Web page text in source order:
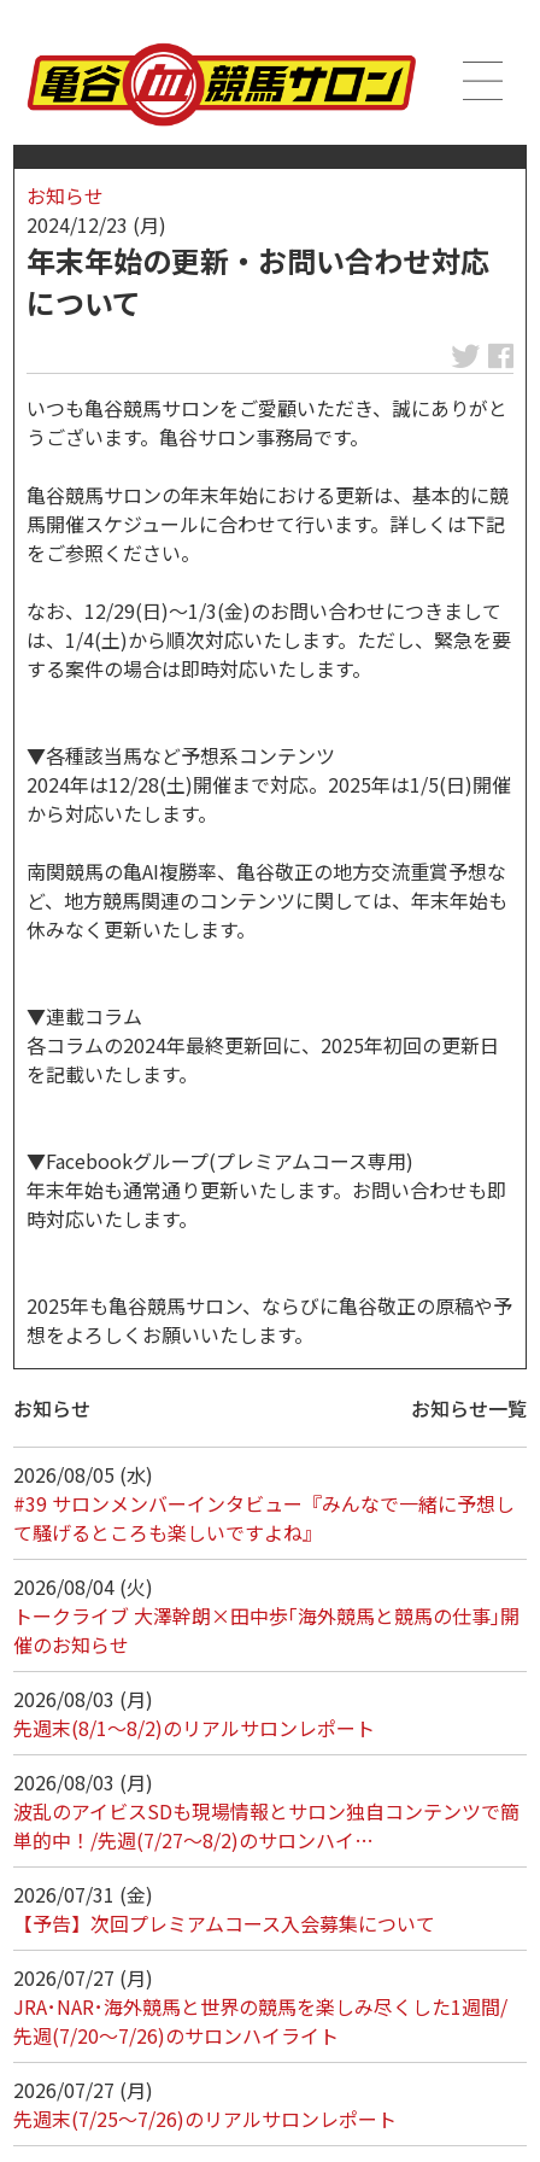
お知らせ
2024/12/23 (月)
年末年始の更新・お問い合わせ対応
について
いつも亀谷競馬サロンをご愛顧いただき、誠にありがと
うございます。亀谷サロン事務局です。
亀谷競馬サロンの年末年始における更新は、基本的に競
馬開催スケジュールに合わせて行います。詳しくは下記
をご参照ください。
なお、12/29(日)～1/3(金)のお問い合わせにつきまして
は、1/4(土)から順次対応いたします。ただし、緊急を要
する案件の場合は即時対応いたします。
▼各種該当馬など予想系コンテンツ
2024年は12/28(土)開催まで対応。2025年は1/5(日)開催
から対応いたします。
南関競馬の亀AI複勝率、亀谷敬正の地方交流重賞予想な
ど、地方競馬関連のコンテンツに関しては、年末年始も
休みなく更新いたします。
▼連載コラム
各コラムの2024年最終更新回に、2025年初回の更新日
を記載いたします。
▼Facebookグループ(プレミアムコース専用)
年末年始も通常通り更新いたします。お問い合わせも即
時対応いたします。
2025年も亀谷競馬サロン、ならびに亀谷敬正の原稿や予
想をよろしくお願いいたします。
お知らせ お知らせ一覧
2026/08/05 (水)
#39 サロンメンバーインタビュー『みんなで一緒に予想し
て騒げるところも楽しいですよね』
2026/08/04 (火)
トークライブ 大澤幹朗×田中歩｢海外競馬と競馬の仕事｣開
催のお知らせ
2026/08/03 (月)
先週末(8/1～8/2)のリアルサロンレポート
2026/08/03 (月)
波乱のアイビスSDも現場情報とサロン独自コンテンツで簡
単的中！/先週(7/27～8/2)のサロンハイ…
2026/07/31 (金)
【予告】次回プレミアムコース入会募集について
2026/07/27 (月)
JRA･NAR･海外競馬と世界の競馬を楽しみ尽くした1週間/
先週(7/20～7/26)のサロンハイライト
2026/07/27 (月)
先週末(7/25～7/26)のリアルサロンレポート